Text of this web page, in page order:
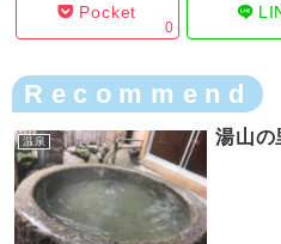
Pocket
0
Recommend
温泉 湯山の